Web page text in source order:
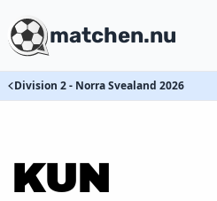
matchen.nu
Division 2 - Norra Svealand 2026
KUN